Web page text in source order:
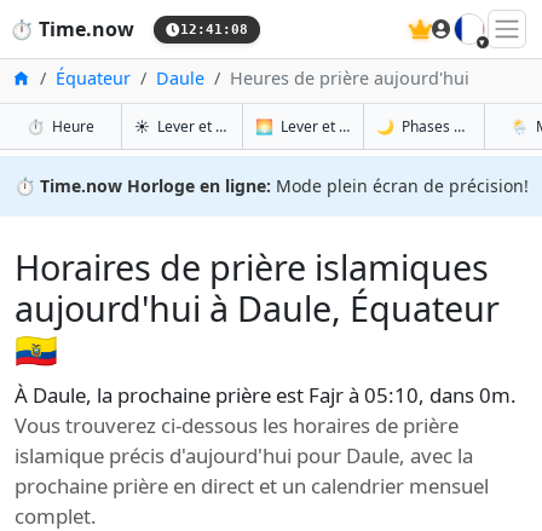
⏱️ Time.now 12:41:09 🇫🇷
Accueil
Équateur Daule Heures de prière aujourd'hui
⏱️ Heureà Daule
☀️ Lever et coucher du soleil à Daule
🌅 Lever et coucher du soleil demain à
🌙 Phases de la Lune à
🌦️
⏱️ Time.now Horloge en ligne: Mode plein écran de précision!
Horaires de prière islamiques
aujourd'hui à Daule, Équateur
🇪🇨
À Daule, la prochaine prière est Fajr à 05:10, dans 0m.
Vous trouverez ci-dessous les horaires de prière
islamique précis d'aujourd'hui pour Daule, avec la
prochaine prière en direct et un calendrier mensuel
complet.